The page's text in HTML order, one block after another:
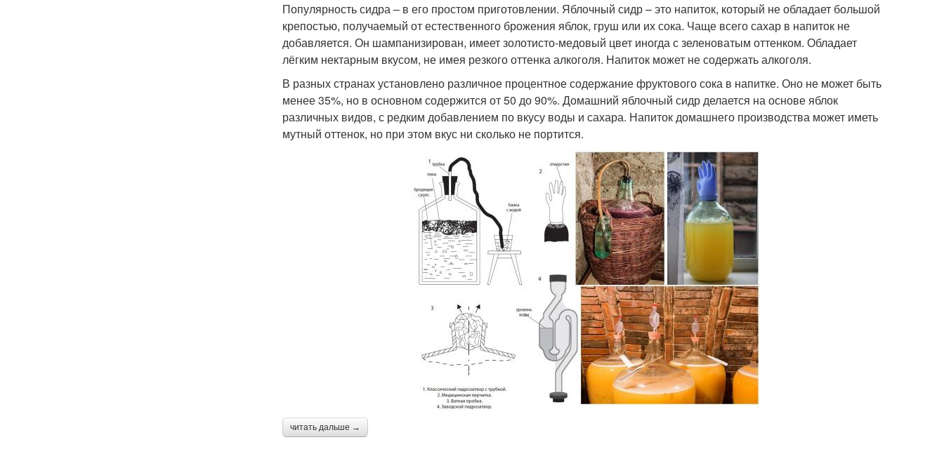
Популярность сидра – в его простом приготовлении. Яблочный сидр – это напиток, который не обладает большой
крепостью, получаемый от естественного брожения яблок, груш или их сока. Чаще всего сахар в напиток не
добавляется. Он шампанизирован, имеет золотисто-медовый цвет иногда с зеленоватым оттенком. Обладает
лёгким нектарным вкусом, не имея резкого оттенка алкоголя. Напиток может не содержать алкоголя.
В разных странах установлено различное процентное содержание фруктового сока в напитке. Оно не может быть
менее 35%, но в основном содержится от 50 до 90%. Домашний яблочный сидр делается на основе яблок
различных видов, с редким добавлением по вкусу воды и сахара. Напиток домашнего производства может иметь
мутный оттенок, но при этом вкус ни сколько не портится.
читать дальше →